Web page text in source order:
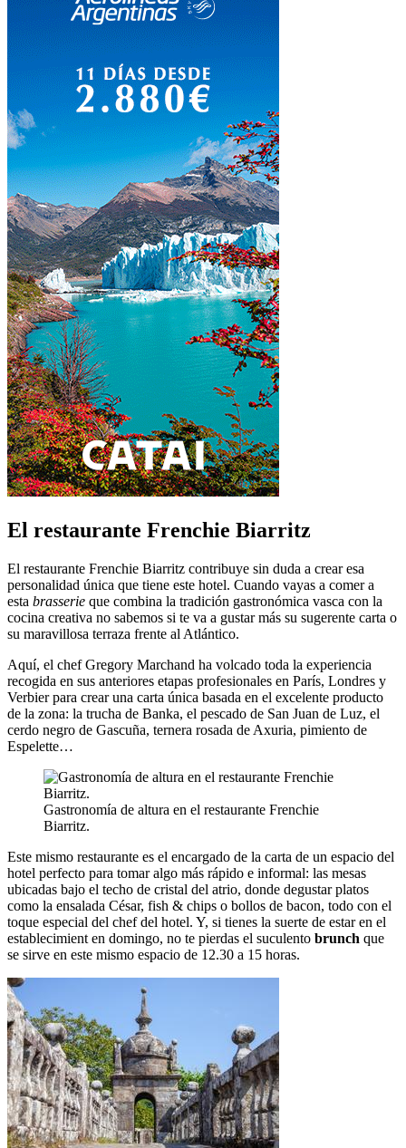
El restaurante Frenchie Biarritz
El restaurante Frenchie Biarritz contribuye sin duda a crear esa
personalidad única que tiene este hotel. Cuando vayas a comer a
esta brasserie que combina la tradición gastronómica vasca con la
cocina creativa no sabemos si te va a gustar más su sugerente carta o
su maravillosa terraza frente al Atlántico.
Aquí, el chef Gregory Marchand ha volcado toda la experiencia
recogida en sus anteriores etapas profesionales en París, Londres y
Verbier para crear una carta única basada en el excelente producto
de la zona: la trucha de Banka, el pescado de San Juan de Luz, el
cerdo negro de Gascuña, ternera rosada de Axuria, pimiento de
Espelette…
Gastronomía de altura en el restaurante Frenchie
Biarritz.
Este mismo restaurante es el encargado de la carta de un espacio del
hotel perfecto para tomar algo más rápido e informal: las mesas
ubicadas bajo el techo de cristal del atrio, donde degustar platos
como la ensalada César, fish & chips o bollos de bacon, todo con el
toque especial del chef del hotel. Y, si tienes la suerte de estar en el
establecimient en domingo, no te pierdas el suculento brunch que
se sirve en este mismo espacio de 12.30 a 15 horas.